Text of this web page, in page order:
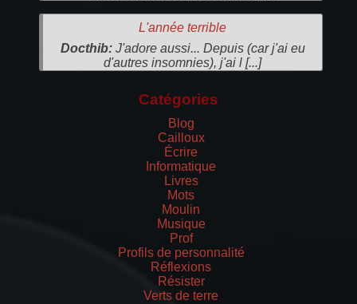
L'année terrible
Docthib:J'adore aussi... Depuis (car j'ai eu
d'autres insomnies), j'ai l [...]
Catégories
Blog
Cailloux
Écrire
Informatique
Livres
Mots
Moulin
Musique
Prof
Profils de personnalité
Réflexions
Résister
Verts de terre